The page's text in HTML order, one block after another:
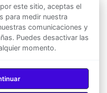
para
más precisas de
en
así una excelente
de compra o
Descargar en
este sitio, aceptas el
para medir nuestra
comunicaciones y
Puedes desactivar las
momento.